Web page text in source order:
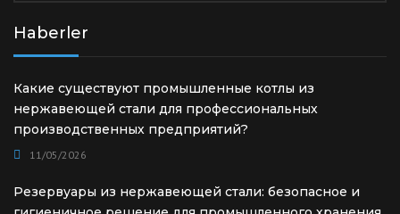
Haberler
Какие существуют промышленные котлы из
нержавеющей стали для профессиональных
производственных предприятий?
11/05/2026
Резервуары из нержавеющей стали: безопасное и